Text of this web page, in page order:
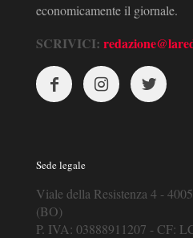
economicamente il giornale.
SCRIVICI:
Sede legale
Viale della Resistenza 4 -
(BO)
P. IVA: 03888911207 - CF: